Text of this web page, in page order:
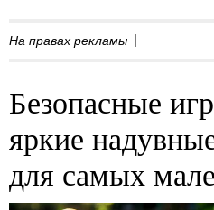
На правах рекламы
Безопасные
яркие
для самых